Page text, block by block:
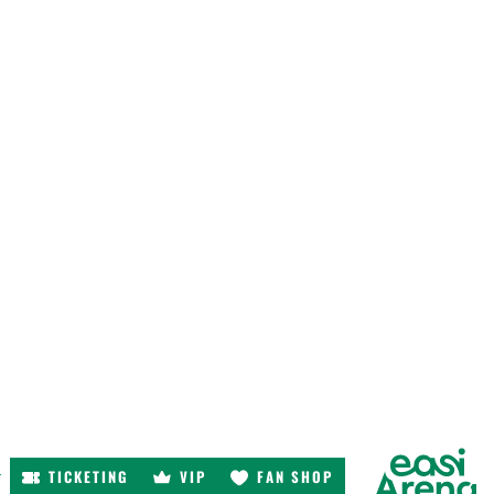
TICKETING VIP FAN SHOP